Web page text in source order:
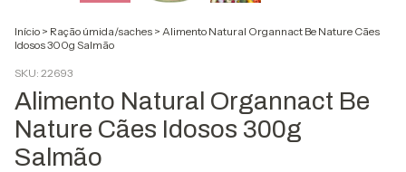
Início > Ração úmida/saches > Alimento Natural Organnact Be Nature Cães
Idosos 300g Salmão
SKU: 22693
Alimento Natural Organnact Be
Nature Cães Idosos 300g
Salmão